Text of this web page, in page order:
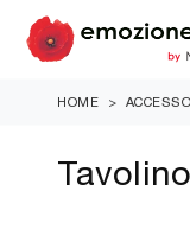
HOME >